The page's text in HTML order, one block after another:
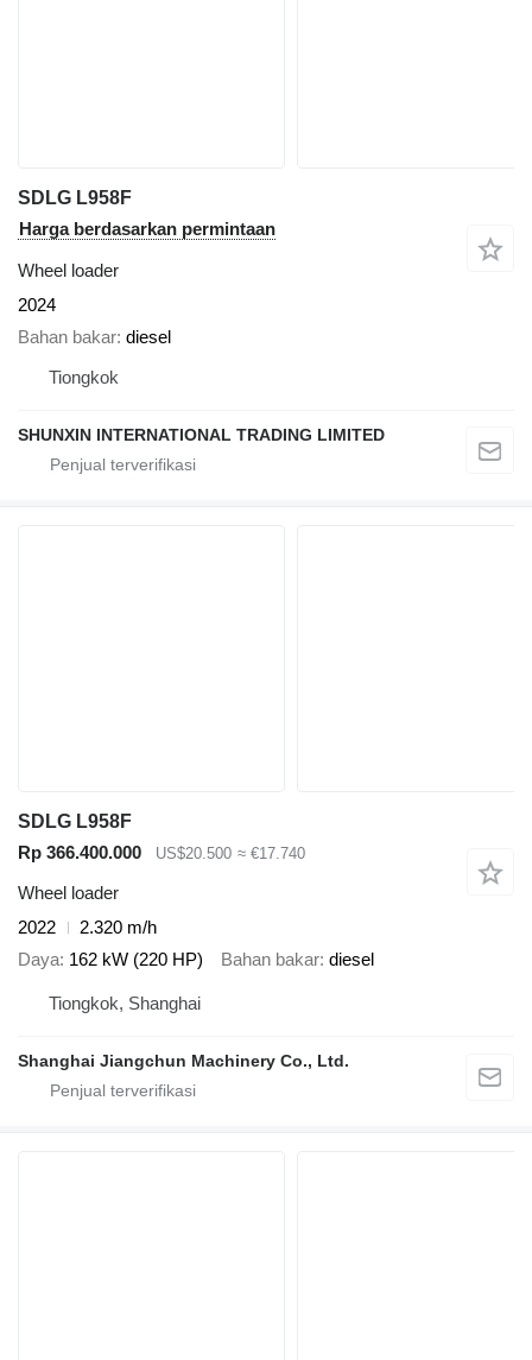
SDLG L958F
Harga berdasarkan permintaan
Wheel loader
2024
Bahan bakar diesel
Tiongkok
SHUNXIN INTERNATIONAL TRADING LIMITED
SDLG L958F
Rp 366.400.000
US$20.500 ≈ €17.740
Wheel loader
2022
2.320 m/h
Daya 162 kW (220 HP) Bahan bakar diesel
Tiongkok, Shanghai
Shanghai Jiangchun Machinery Co., Ltd.